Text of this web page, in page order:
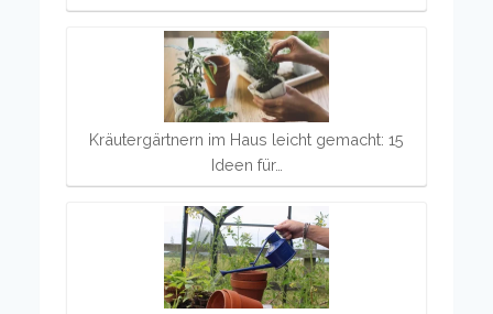
Kräutergärtnern im Haus leicht gemacht: 15
Ideen für…